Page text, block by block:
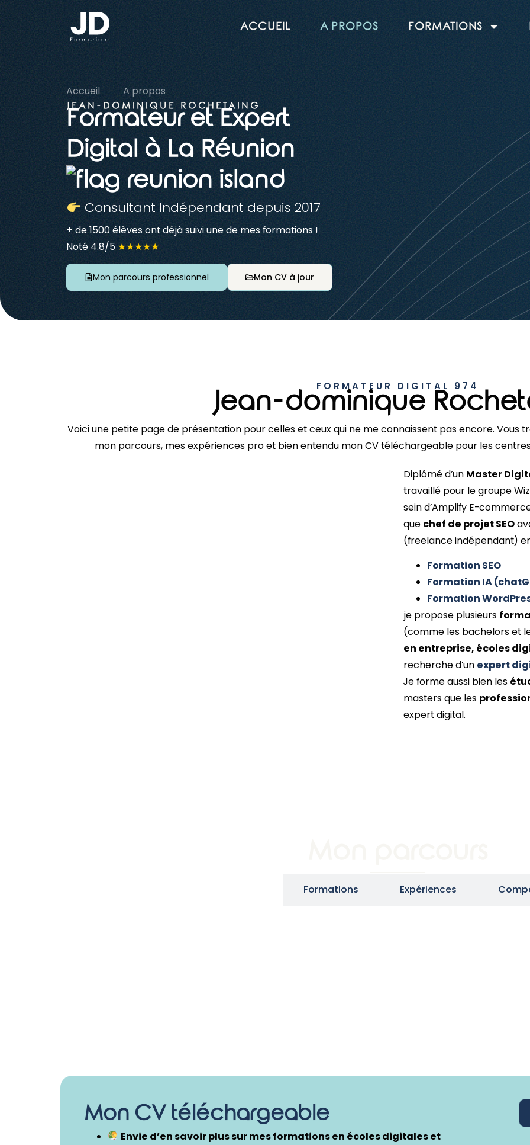
ACCUEIL A PROPOS FORMATIONS
Accueil A propos
JEAN-DOMINIQUE ROCHETAING
Formateur et Expert
Digital à La Réunion
Consultant Indépendant depuis 2017
+ de 1500 élèves ont déjà suivi une de mes formations !
Noté 4.8/5 ★★★★★
Mon parcours professionnel Mon CV à jour
FORMATEUR DIGITAL 974
Jean-dominique
Voici une petite page de présentation pour celles et ceux qui ne me connaissent pas encore. Vous
mon parcours, mes expériences pro et bien entendu mon CV téléchargeable pour les
Diplômé d’un Master
travaillé pour le groupe
sein d’Amplify E-
que chef de projet SEO
(freelance indépendant)
Formation SEO
Formation IA
Formation
je propose plusieurs
(comme les bachelors et
en entreprise, écoles
recherche d’un expert
Je forme aussi bien les
masters que les
expert digital.
Formations Expériences
Mon CV téléchargeable
Envie d’en savoir plus sur mes formations en écoles digitales et